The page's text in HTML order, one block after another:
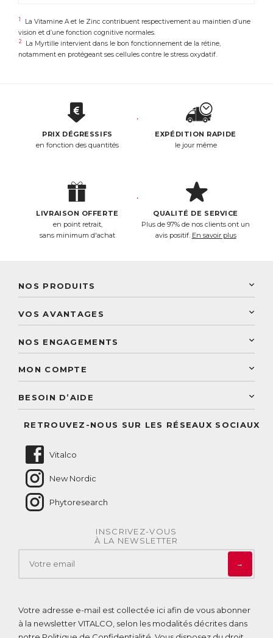
1
La Vitamine A et le Zinc contribuent respectivement au maintien d’une
vision et d’une fonction cognitive normales.
2
La Myrtille intervient dans le bon fonctionnement de la rétine,
notamment en protégeant ses cellules contre le stress oxydatif.
PRIX DÉGRESSIFS
en fonction des quantités
EXPÉDITION RAPIDE
le jour même
LIVRAISON OFFERTE
en point retrait,
sans minimum d'achat
QUALITÉ DE SERVICE
Plus de 97% de nos clients ont un
avis positif. En savoir plus
NOS PRODUITS
Laboratoire Landais
Découvrez le catalogue
VOS AVANTAGES
Paiement sécurisé
Conseils personnalisés
NOS ENGAGEMENTS
Conseil personnalisé
MON COMPTE
BESOIN D’AIDE
RETROUVEZ-NOUS SUR LES RÉSEAUX SOCIAUX
Vitalco
New Nordic
Phytoresearch
INSCRIVEZ-VOUS
À LA NEWSLETTER
→
Votre adresse e-mail est collectée ici afin de vous abonner
à la newsletter VITALCO, selon les modalités décrites dans